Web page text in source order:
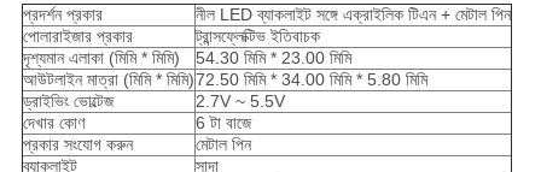
প্রদর্শন প্রকার
নীল LED ব্যাকলাইট সঙ্গে এক্রাইলিক টিএন + মেটাল পিন
পোলারাইজার প্রকার
ট্রান্সফ্লেক্টিভ ইতিবাচক
দৃশ্যমান এলাকা (মিমি * মিমি)
54.30 মিমি * 23.00 মিমি
আউটলাইন মাত্রা (মিমি * মিমি)72.50 মিমি * 34.00 মিমি * 5.80 মিমি
ড্রাইভিং ভোল্টেজ
2.7V ~ 5.5V
দেখার কোণ
6 টা বাজে
প্রকার সংযোগ করুন
মেটাল পিন
ব্যাকলাইট
সাদা